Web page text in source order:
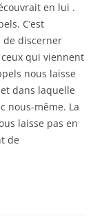
en lui .
C’est
discerner
qui viennent
nous laisse
dans laquelle
nous-même. La
laisse pas en
de